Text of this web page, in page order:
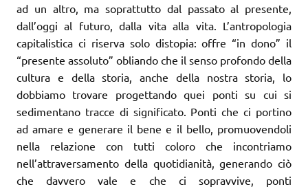
ad un altro, ma soprattutto dal passato al presente,
dall’oggi al futuro, dalla vita alla vita. L’antropologia
capitalistica ci riserva solo distopia: offre “in dono” il
“presente assoluto” obliando che il senso profondo della
cultura e della storia, anche della nostra storia, lo
dobbiamo trovare progettando quei ponti su cui si
sedimentano tracce di significato. Ponti che ci portino
ad amare e generare il bene e il bello, promuovendoli
nella relazione con tutti coloro che incontriamo
nell’attraversamento della quotidianità, generando ciò
che davvero vale e che ci sopravvive, ponti